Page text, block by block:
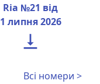
Ria №21 від
1 липня 2026

Всі номери >